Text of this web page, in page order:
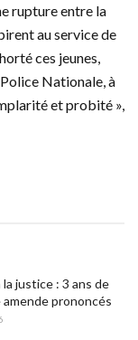
rupture entre la
au service de
ces jeunes,
Nationale, à
et probité »,
justice : 3 ans de
prononcés